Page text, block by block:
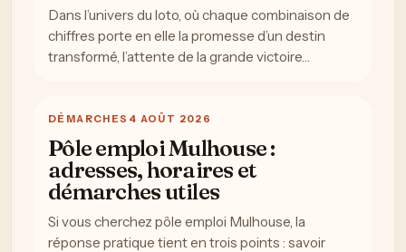
Dans l’univers du loto, où chaque combinaison de
chiffres porte en elle la promesse d’un destin
transformé, l’attente de la grande victoire…
DÉMARCHES 4 AOÛT 2026
Pôle emploi Mulhouse :
adresses, horaires et
démarches utiles
Si vous cherchez pôle emploi Mulhouse, la
réponse pratique tient en trois points : savoir